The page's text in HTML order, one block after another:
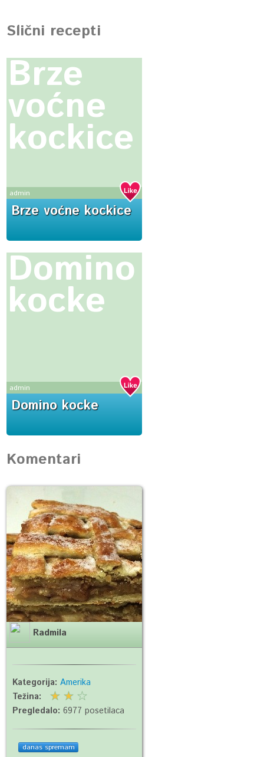
Slični recepti
Brze
voćne
kockice
admin
Brze voćne kockice
Domino
kocke
admin
Domino kocke
Komentari
Radmila
Kategorija:Amerika
Težina:
Pregledalo: 6977 posetilaca
danas spremam